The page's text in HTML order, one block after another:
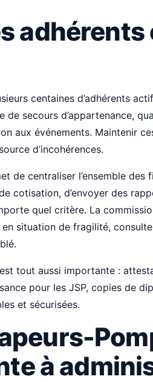
adhérents
centaines d’adhérents
de secours d’appartenance,
aux événements. Maintenir
d’incohérences.
de centraliser l’ensemble des
cotisation, d’envoyer des
quel critère. La
situation de fragilité,
tout aussi importante :
pour les JSP, copies de
et sécurisées.
à